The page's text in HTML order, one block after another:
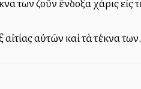
αὐτῶν καὶ τὰ τέκνα των.